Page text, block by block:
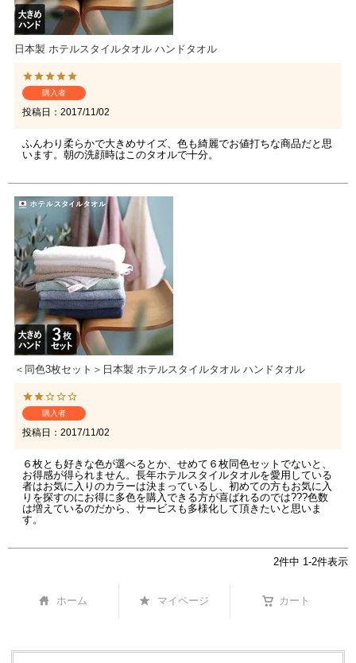
日本製 ホテルスタイルタオル ハンドタオル
購入者
投稿日 2017/11/02
ふんわり柔らかで大きめサイズ、色も綺麗でお値打ちな商品だと思
います。朝の洗顔時はこのタオルで十分。
＜同色3枚セット＞日本製 ホテルスタイルタオル ハンドタオル
購入者
投稿日 2017/11/02
６枚とも好きな色が選べるとか、せめて６枚同色セットでないと、
お得感が得られません。長年ホテルスタイルタオルを愛用している
者はお気に入りのカラーは決まっているし、初めての方もお気に入
りを探すのにお得に多色を購入できる方が喜ばれるのでは???色数
は増えているのだから、サービスも多様化して頂きたいと思いま
す。
2件中 1-2件表示
ホーム マイページ カート